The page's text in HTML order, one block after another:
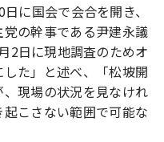
に国会で会合を開き、
の幹事である尹建永議
2日に現地調査のためオ
た」と述べ、「松坡開
現場の状況を見なけれ
こさない範囲で可能な